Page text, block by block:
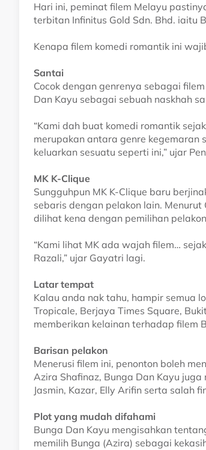
Hari ini, peminat filem Melayu
terbitan Infinitus Gold Sdn. Bhd. iaitu
Kenapa filem komedi romantik ini
Santai
Cocok dengan genrenya sebagai
Dan Kayu sebagai sebuah naskhah
“Kami dah buat komedi romantik
merupakan antara genre kegemaran
keluarkan sesuatu seperti ini,” ujar
MK K-Clique
Sungguhpun MK K-Clique baru
sebaris dengan pelakon lain.
dilihat kena dengan pemilihan
“Kami lihat MK ada wajah filem…
Razali,” ujar Gayatri lagi.
Latar tempat
Kalau anda nak tahu, hampir semua
Tropicale, Berjaya Times Square,
memberikan kelainan terhadap filem
Barisan pelakon
Menerusi filem ini, penonton boleh
Azira Shafinaz, Bunga Dan Kayu
Jasmin, Kazar, Elly Arifin serta salah
Plot yang mudah difahami
Bunga Dan Kayu mengisahkan
memilih Bunga (Azira) sebagai